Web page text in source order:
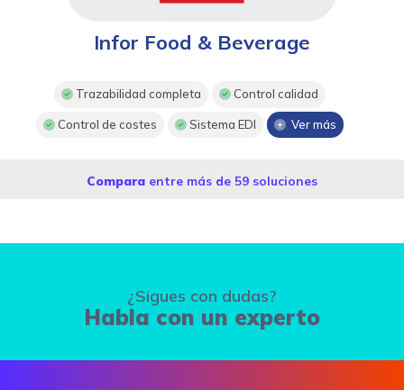
Infor Food & Beverage
Trazabilidad completa Control calidad
Control de costes Sistema EDI Ver más
Compara entre más de 59 soluciones
¿Sigues con dudas?
Habla con un experto